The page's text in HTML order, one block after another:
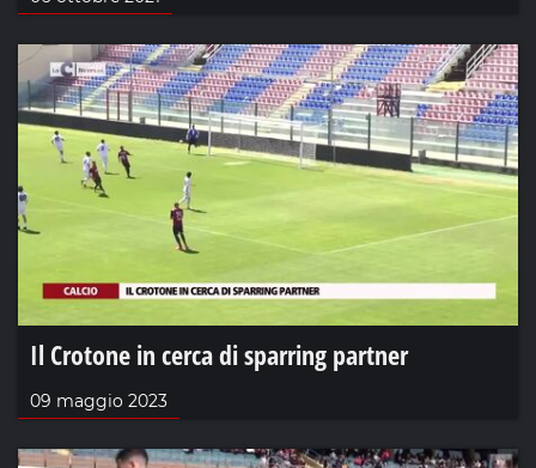
Il Crotone in cerca di sparring partner
09 maggio 2023